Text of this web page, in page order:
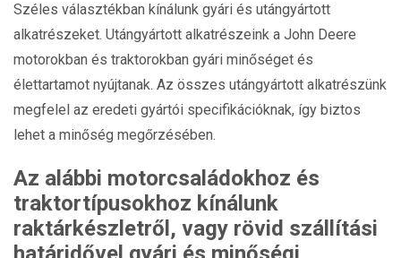
Széles választékban kínálunk gyári és utángyártott
alkatrészeket. Utángyártott alkatrészeink a John Deere
motorokban és traktorokban gyári minőséget és
élettartamot nyújtanak. Az összes utángyártott alkatrészünk
megfelel az eredeti gyártói specifikációknak, így biztos
lehet a minőség megőrzésében.
Az alábbi motorcsaládokhoz és
traktortípusokhoz kínálunk
raktárkészletről, vagy rövid szállítási